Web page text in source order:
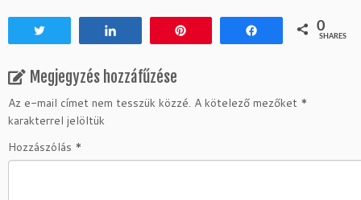
0
SHARES
Megjegyzés hozzáfűzése
Az e-mail címet nem tesszük közzé. A kötelező mezőket *
karakterrel jelöltük
Hozzászólás *